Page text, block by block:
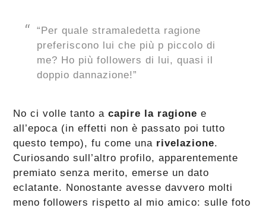
“Per quale stramaledetta ragione
preferiscono lui che più p piccolo di
me? Ho più followers di lui, quasi il
doppio dannazione!”
No ci volle tanto acapire la ragione e
all’epoca (in effetti non è passato poi tutto
questo tempo), fu come una rivelazione.
Curiosando sull’altro profilo, apparentemente
premiato senza merito, emerse un dato
eclatante. Nonostante avesse davvero molti
meno followers rispetto al mio amico: sulle foto